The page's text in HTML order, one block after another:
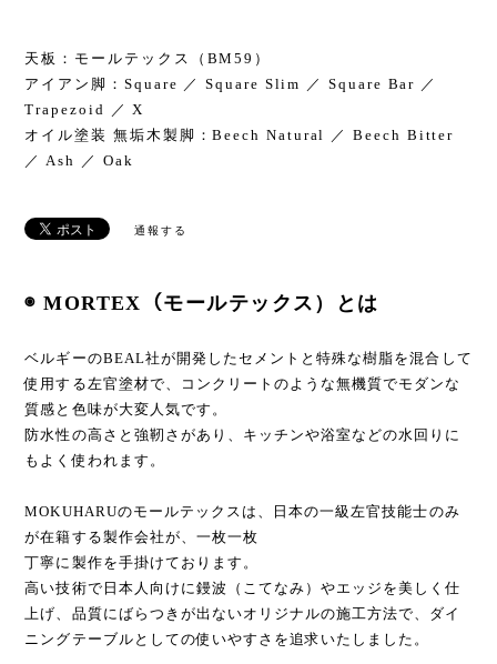
天板：モールテックス（BM59）
アイアン脚：Square ／ Square Slim ／ Square Bar ／
Trapezoid ／ X
オイル塗装 無垢木製脚：Beech Natural ／ Beech Bitter
／ Ash ／ Oak
通報する
◉ MORTEX（モールテックス）とは
ベルギーのBEAL社が開発したセメントと特殊な樹脂を混合して
使用する左官塗材で、コンクリートのような無機質でモダンな
質感と色味が大変人気です。
防水性の高さと強靭さがあり、キッチンや浴室などの水回りに
もよく使われます。
MOKUHARUのモールテックスは、日本の一級左官技能士のみ
が在籍する製作会社が、一枚一枚
丁寧に製作を手掛けております。
高い技術で日本人向けに鏝波（こてなみ）やエッジを美しく仕
上げ、品質にばらつきが出ないオリジナルの施工方法で、ダイ
ニングテーブルとしての使いやすさを追求いたしました。